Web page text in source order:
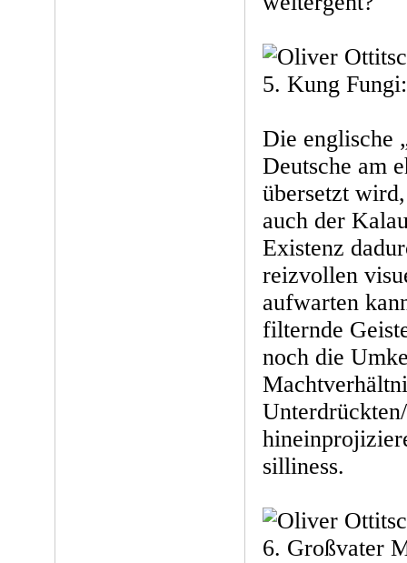
5. Kung Fungi:
Die englische
Deutsche am
übersetzt
auch der
Existenz
reizvollen
aufwarten
filternde
noch die
silliness.
6. Großvater